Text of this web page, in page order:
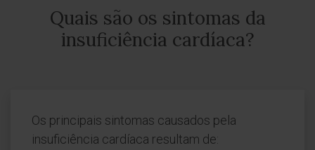
Quais são os sintomas da
insuficiência cardíaca?
Os principais sintomas causados pela
insuficiência cardíaca resultam de: